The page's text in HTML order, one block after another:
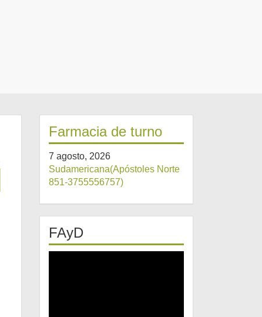
Farmacia de turno
7 agosto, 2026
Sudamericana(Apóstoles Norte
851-3755556757)
FAyD